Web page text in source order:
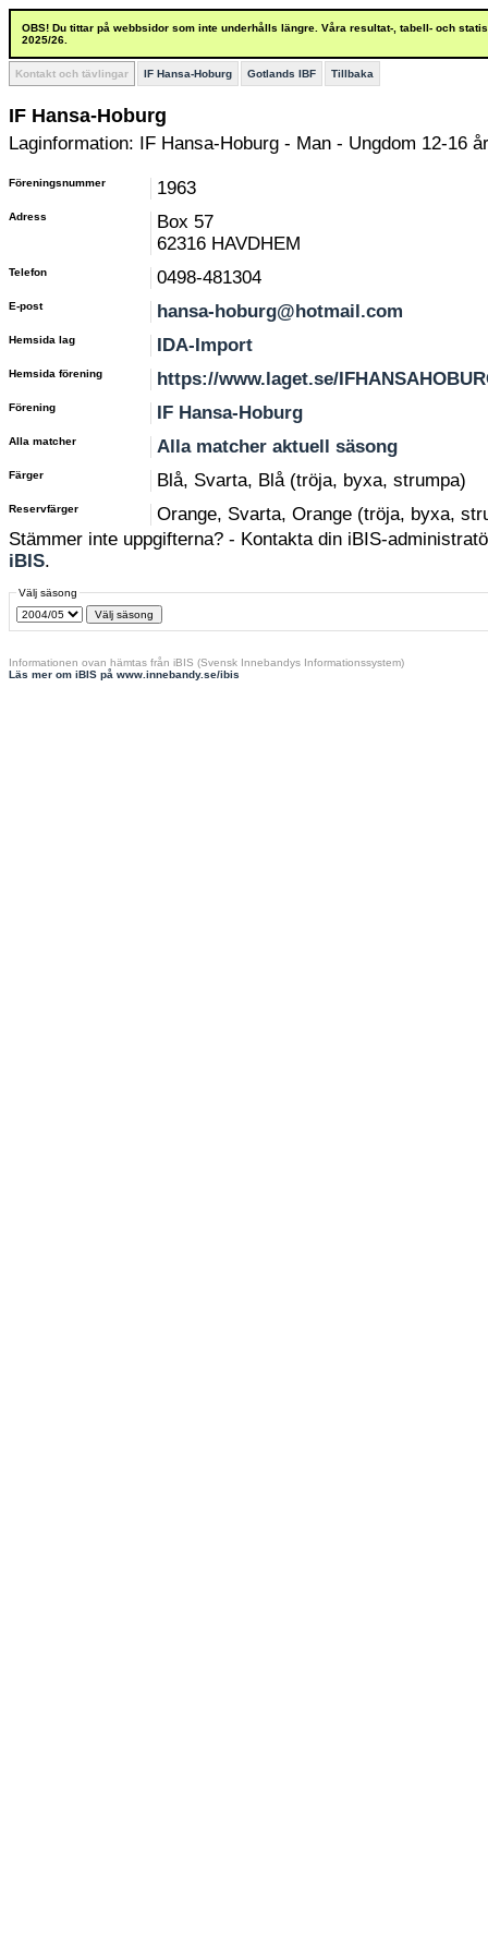
OBS! Du tittar på webbsidor som inte underhålls längre. Våra resultat-, tabell- och
2025/26.
Kontakt och tävlingar IF Hansa-Hoburg Gotlands IBF Tillbaka
IF Hansa-Hoburg
Laginformation: IF Hansa-Hoburg - Man - Ungdom 12-16 år
Föreningsnummer 1963
Adress
Box 57
62316 HAVDHEM
Telefon 0498-481304
E-post hansa-hoburg@hotmail.com
Hemsida lag IDA-Import
Hemsida förening https://www.laget.se/
Förening IF Hansa-Hoburg
Alla matcher Alla matcher aktuell säsong
Färger Blå, Svarta, Blå (tröja, byxa, strumpa)
Reservfärger
Orange, Svarta, Orange (tröja, byxa,
Stämmer inte uppgifterna? - Kontakta din iBIS-
iBIS.
Välj säsong
Informationen ovan hämtas från iBIS (Svensk Innebandys Informationssystem)
Läs mer om iBIS på www.innebandy.se/ibis